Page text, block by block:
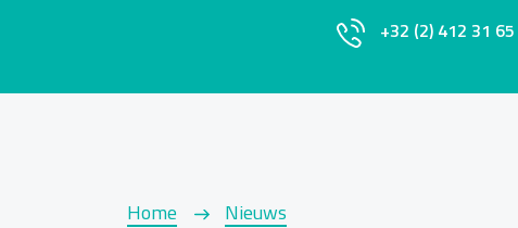
+32 (2) 412 31 65
Home Nieuws